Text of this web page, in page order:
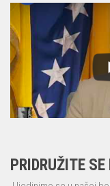
PRIDRUŽITE